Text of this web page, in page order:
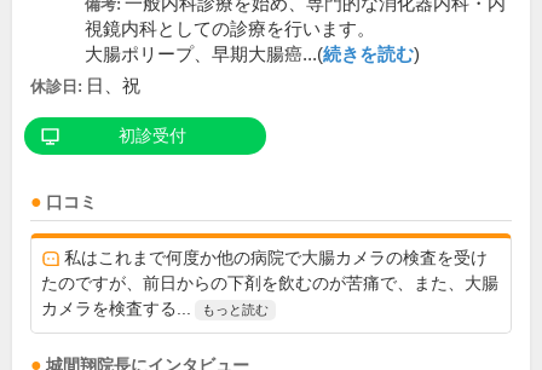
備考:
視鏡内科としての診療を行います。
大腸ポリープ、早期大腸癌...(続きを読む)
休診日: 日、祝
初診受付
口コミ
私はこれまで何度か他の病院で大腸カメラの検査を受け
たのですが、前日からの下剤を飲むのが苦痛で、また、大腸
カメラを検査する...
もっと読む
城間翔 院長にインタビュー